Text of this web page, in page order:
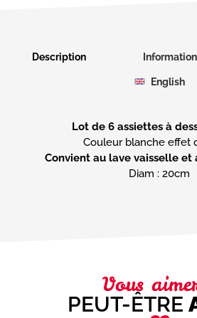
Description
English
Lot de 6 assiettes à
Convient au lave vaisselle et
Diam : 20cm
Vous
PEUT-ÊTRE